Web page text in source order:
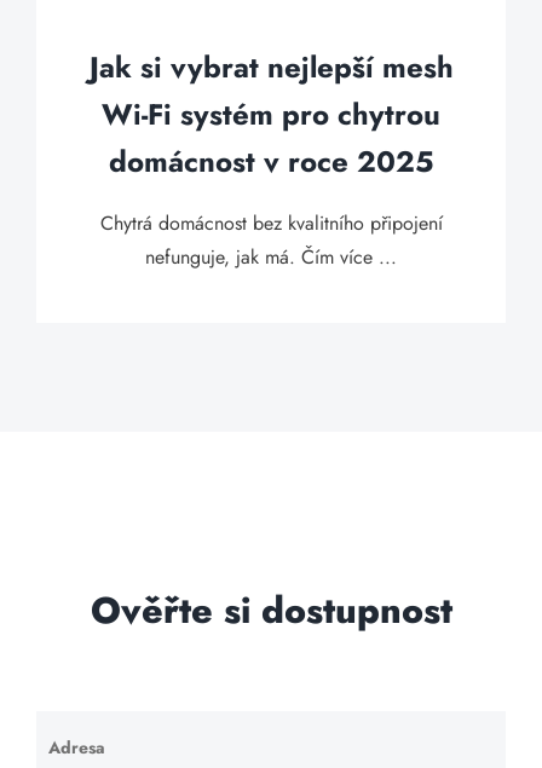
Jak si vybrat nejlepší mesh
Wi-Fi systém pro chytrou
domácnost v roce 2025
Chytrá domácnost bez kvalitního připojení
nefunguje, jak má. Čím více ...
Ověřte si dostupnost
Adresa
Ponechte